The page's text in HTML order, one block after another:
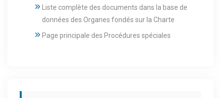
Liste complète des documents dans la base de
données des Organes fondés sur la Charte
Page principale des Procédures spéciales